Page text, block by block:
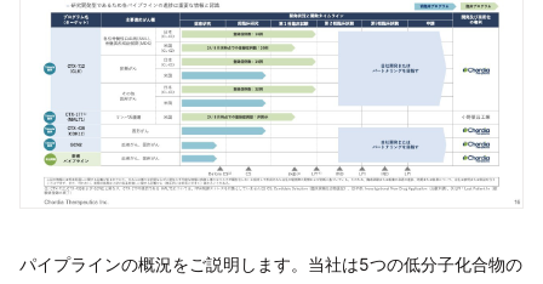
パイプラインの概況をご説明します。当社は5つの低分子化合物の